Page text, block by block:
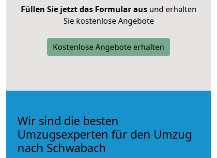
Füllen Sie jetzt das Formular ausund erhalten
Sie kostenlose Angebote
Kostenlose Angebote erhalten
Wir sind die besten
Umzugsexperten für den Umzug
nach Schwabach